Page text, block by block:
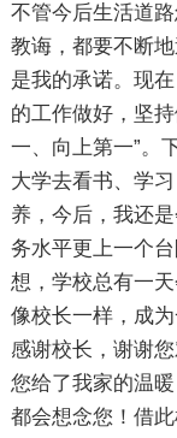
不管今后生活道
教诲，都要不断
是我的承诺。现
的工作做好，坚
一、向上第一”。
大学去看书、学
养，今后，我还
务水平更上一个
想，学校总有一
像校长一样，成
感谢校长，谢谢
您给了我家的温
都会想念您！借